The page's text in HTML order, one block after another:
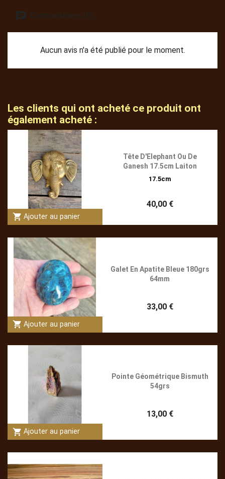
Commentaires (0)
Aucun avis n'a été publié pour le moment.
Les clients qui ont acheté ce produit ont
également acheté :
shopping_cart Ajouter au panier
Tête D'Elephant Ou De
Ganesh 17.5cm Laiton
17.5cm
40,00 €
shopping_cart Ajouter au panier
Galet En Apatite Bleue 180grs
64mm
33,00 €
shopping_cart Ajouter au panier
Pointe Géométrique Bismuth
54grs
13,00 €